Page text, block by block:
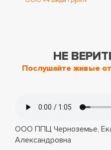
НЕ
Послушайте живые
ООО ППЦ Черноземье,
Александровна